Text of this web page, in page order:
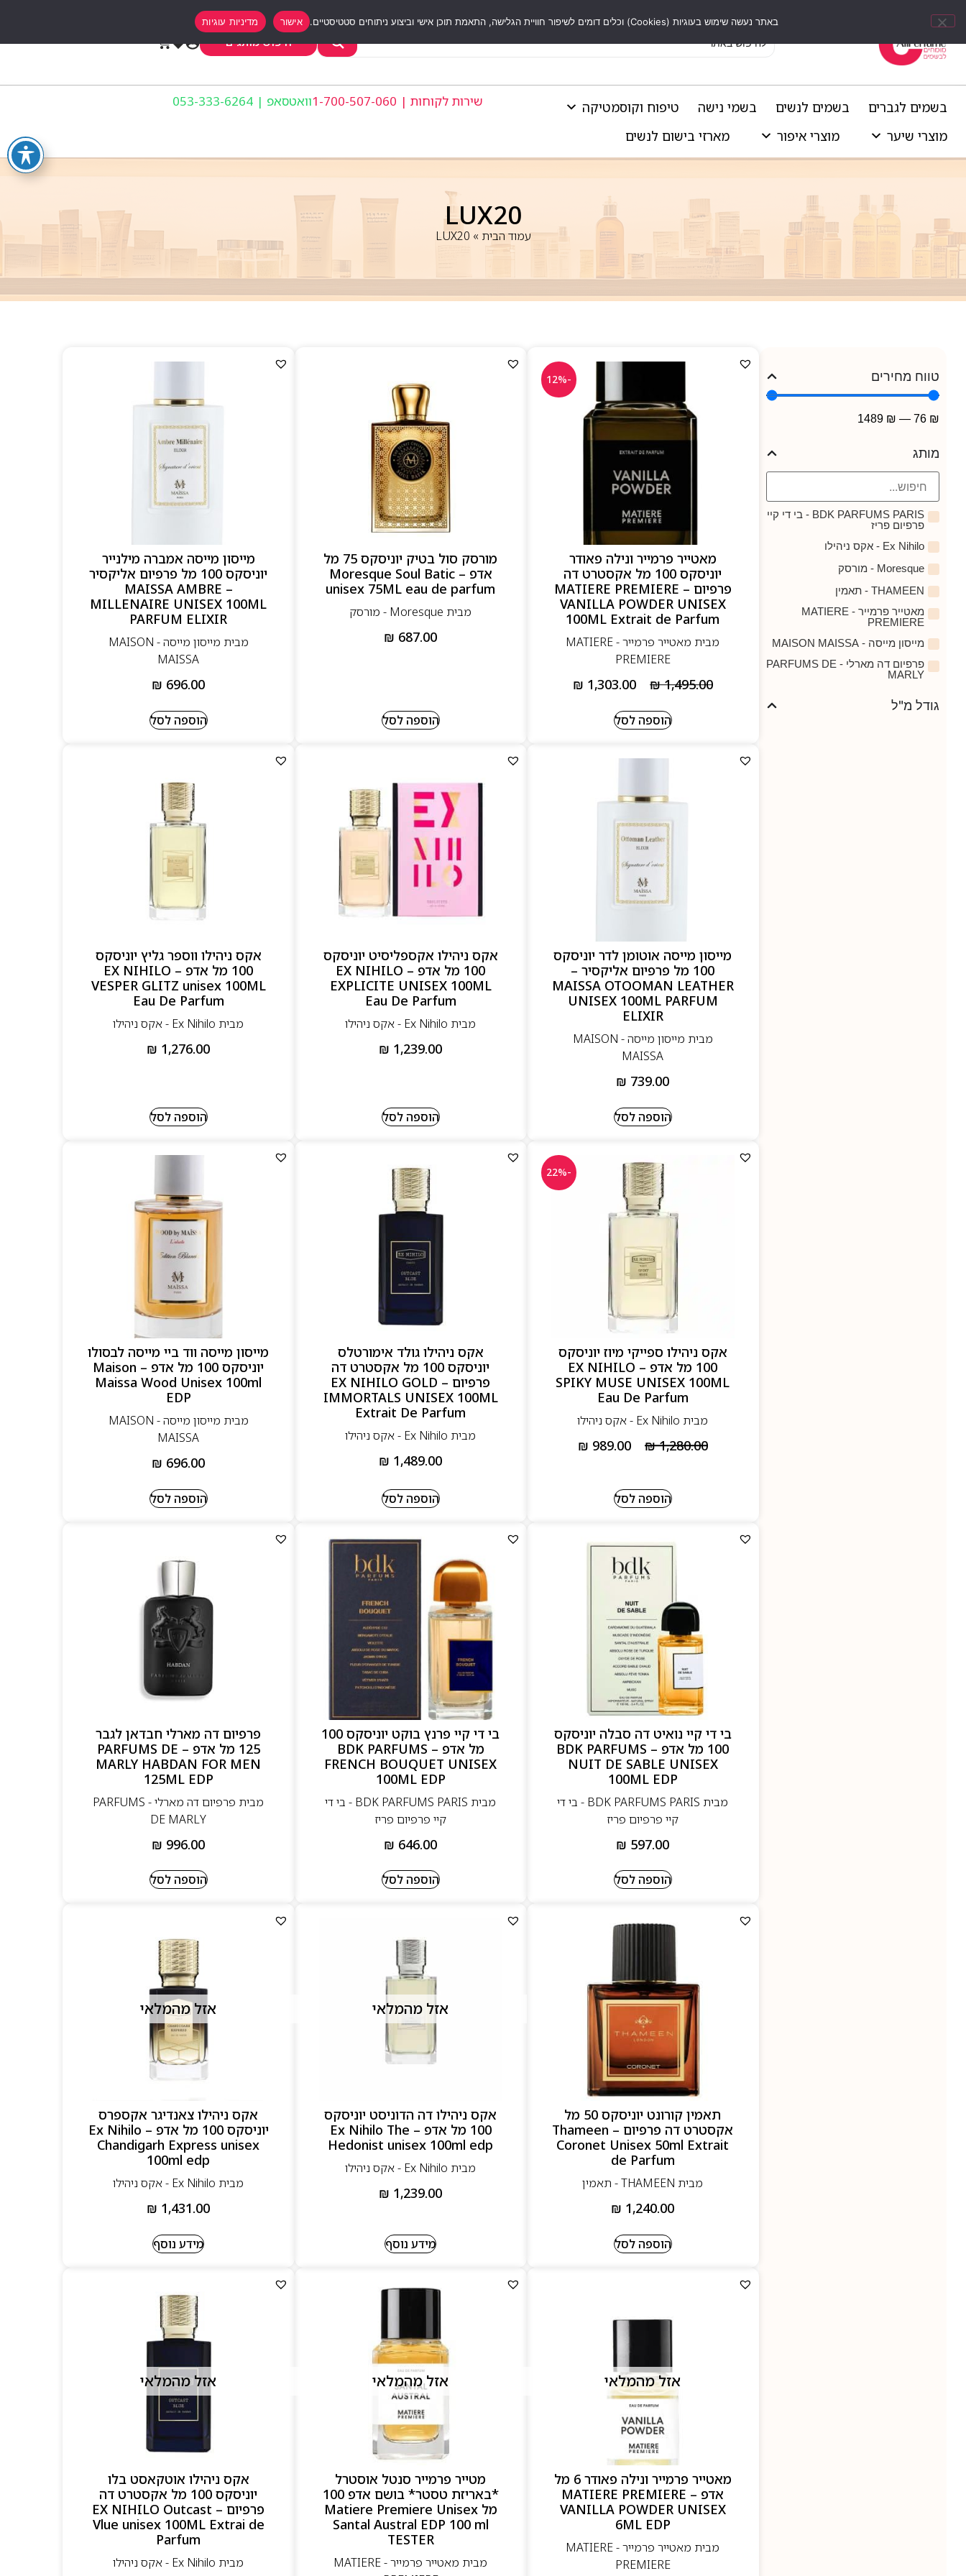
חיפוש מותגים
בשמים לגברים בשמים לנשים בשמי נישה
טיפוח וקוסמטיקה
מוצרי שיער
מוצרי איפור מארזי בישום לנשים
שירות לקוחות | 1-700-507-060 וואטסאפ | 053-333-6264
LUX20
עמוד הבית »
LUX20
טווח מחירים
₪
76
—
₪
1489
מותג
BDK PARFUMS PARIS - בי די קיי
פרפיום פריז
Ex Nihilo - אקס ניהילו
Moresque - מורסק
THAMEEN - תאמין
מאטייר פרמייר - MATIERE
PREMIERE
מייסון מייסה - MAISON MAISSA
פרפיום דה מארלי - PARFUMS DE
MARLY
גודל מ"ל
-12%
מאטייר פרמייר ונילה פאודר
יוניסקס 100 מל אקסטרט דה
פרפיום – MATIERE PREMIERE
VANILLA POWDER UNISEX
100ML Extrait de Parfum
מבית מאטייר פרמייר - MATIERE
PREMIERE
₪1,495.00
₪ 1,303.00
הוספה לסל
מורסק סול בטיק יוניסקס 75 מל
אדפ – Moresque Soul Batic
unisex 75ML eau de parfum
מבית Moresque - מורסק
₪ 687.00
הוספה לסל
מייסון מייסה אמברה מילנייר
יוניסקס 100 מל פרפיום אליקסיר
– MAISSA AMBRE
MILLENAIRE UNISEX 100ML
PARFUM ELIXIR
מבית מייסון מייסה - MAISON
MAISSA
₪ 696.00
הוספה לסל
מייסון מייסה אוטומן לדר יוניסקס
100 מל פרפיום אליקסיר –
MAISSA OTOOMAN LEATHER
UNISEX 100ML PARFUM
ELIXIR
מבית מייסון מייסה - MAISON
MAISSA
₪ 739.00
הוספה לסל
אקס ניהילו אקספליסיט יוניסקס
100 מל אדפ – EX NIHILO
EXPLICITE UNISEX 100ML
Eau De Parfum
מבית Ex Nihilo - אקס ניהילו
₪ 1,239.00
הוספה לסל
אקס ניהילו ווספר גליץ יוניסקס
100 מל אדפ – EX NIHILO
VESPER GLITZ unisex 100ML
Eau De Parfum
מבית Ex Nihilo - אקס ניהילו
₪ 1,276.00
הוספה לסל
-22%
אקס ניהילו ספייקי מיוז יוניסקס
100 מל אדפ – EX NIHILO
SPIKY MUSE UNISEX 100ML
Eau De Parfum
מבית Ex Nihilo - אקס ניהילו
₪1,280.00
₪ 989.00
הוספה לסל
אקס ניהילו גולד אימורטלס
יוניסקס 100 מל אקסטרט דה
פרפיום – EX NIHILO GOLD
IMMORTALS UNISEX 100ML
Extrait De Parfum
מבית Ex Nihilo - אקס ניהילו
₪ 1,489.00
הוספה לסל
מייסון מייסה ווד ביי מייסה לבסולו
יוניסקס 100 מל אדפ – Maison
Maissa Wood Unisex 100ml
EDP
מבית מייסון מייסה - MAISON
MAISSA
₪ 696.00
הוספה לסל
בי די קיי נואיט דה סבלה יוניסקס
100 מל אדפ – BDK PARFUMS
NUIT DE SABLE UNISEX
100ML EDP
מבית BDK PARFUMS PARIS - בי די
קיי פרפיום פריז
₪ 597.00
הוספה לסל
בי די קיי פרנץ בוקט יוניסקס 100
מל אדפ – BDK PARFUMS
FRENCH BOUQUET UNISEX
100ML EDP
מבית BDK PARFUMS PARIS - בי די
קיי פרפיום פריז
₪ 646.00
הוספה לסל
פרפיום דה מארלי חבדאן לגבר
125 מל אדפ – PARFUMS DE
MARLY HABDAN FOR MEN
125ML EDP
מבית פרפיום דה מארלי - PARFUMS
DE MARLY
₪ 996.00
הוספה לסל
תאמין קורונט יוניסקס 50 מל
אקסטרט דה פרפיום – Thameen
Coronet Unisex 50ml Extrait
de Parfum
מבית THAMEEN - תאמין
₪ 1,240.00
הוספה לסל
אזל מהמלאי
אקס ניהילו דה הדוניסט יוניסקס
100 מל אדפ – Ex Nihilo The
Hedonist unisex 100ml edp
מבית Ex Nihilo - אקס ניהילו
₪ 1,239.00
מידע נוסף
אזל מהמלאי
אקס ניהילו צאנדיגר אקספרס
יוניסקס 100 מל אדפ – Ex Nihilo
Chandigarh Express unisex
100ml edp
מבית Ex Nihilo - אקס ניהילו
₪ 1,431.00
מידע נוסף
אזל מהמלאי
מאטייר פרמייר ונילה פאודר 6 מל
אדפ – MATIERE PREMIERE
VANILLA POWDER UNISEX
6ML EDP
מבית מאטייר פרמייר - MATIERE
PREMIERE
אזל מהמלאי
מטייר פרמייר סנטל אוסטרל
*באריזת טסטר* בושם אדפ 100
מל Matiere Premiere Unisex
Santal Austral EDP 100 ml
TESTER
מבית מאטייר פרמייר - MATIERE
אזל מהמלאי
אקס ניהילו אוטקאסט בלו
יוניסקס 100 מל אקסטרט דה
פרפיום – EX NIHILO Outcast
Vlue unisex 100ML Extrai de
Parfum
מבית Ex Nihilo - אקס ניהילו
באתר נעשה שימוש בעוגיות (Cookies) וכלים דומים לשיפור חוויית הגלישה, התאמת תוכן אישי וביצוע ניתוחים סטטיסטיים. אישור מדיניות עוגיות